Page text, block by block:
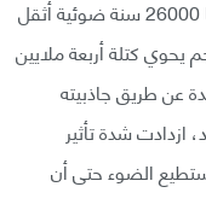
يوجد في مركز مجرة درب التبانة الذي يبعد عنا 26000 سنة ضوئية أثقل
كتلة أربعة ملايين
طريق جاذبيته
شدة تأثير
الضوء حتى أن